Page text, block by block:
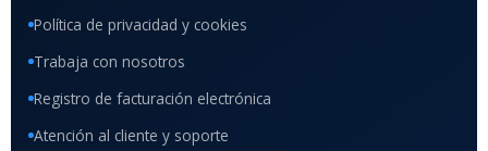
Política de privacidad y cookies
Trabaja con nosotros
Registro de facturación electrónica
Atención al cliente y soporte